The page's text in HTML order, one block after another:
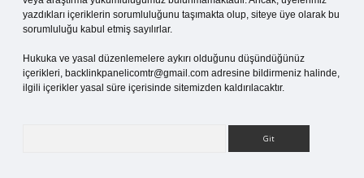
yazdıkları içeriklerin sorumluluğunu taşımakta olup, siteye üye olarak bu
sorumluluğu kabul etmiş sayılırlar.
Hukuka ve yasal düzenlemelere aykırı olduğunu düşündüğünüz
içerikleri, backlinkpanelicomtr@gmail.com adresine bildirmeniz halinde,
ilgili içerikler yasal süre içerisinde sitemizden kaldırılacaktır.